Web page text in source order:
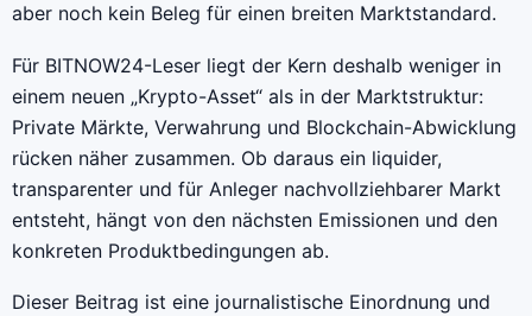
aber noch kein Beleg für einen breiten Marktstandard.
Für BITNOW24-Leser liegt der Kern deshalb weniger in
einem neuen „Krypto-Asset“ als in der Marktstruktur:
Private Märkte, Verwahrung und Blockchain-Abwicklung
rücken näher zusammen. Ob daraus ein liquider,
transparenter und für Anleger nachvollziehbarer Markt
entsteht, hängt von den nächsten Emissionen und den
konkreten Produktbedingungen ab.
Dieser Beitrag ist eine journalistische Einordnung und